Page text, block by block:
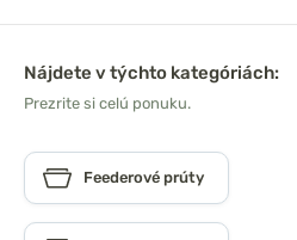
Nájdete v týchto kategóriách:
Prezrite si celú ponuku.
Feederové prúty